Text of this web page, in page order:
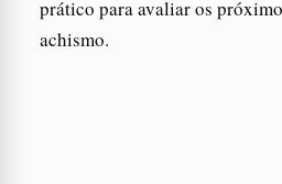
prático para avaliar os
achismo.